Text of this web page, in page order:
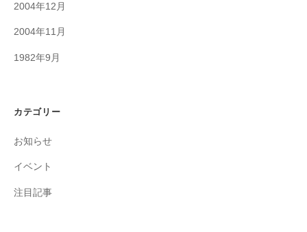
2004年12月
2004年11月
1982年9月
カテゴリー
お知らせ
イベント
注目記事